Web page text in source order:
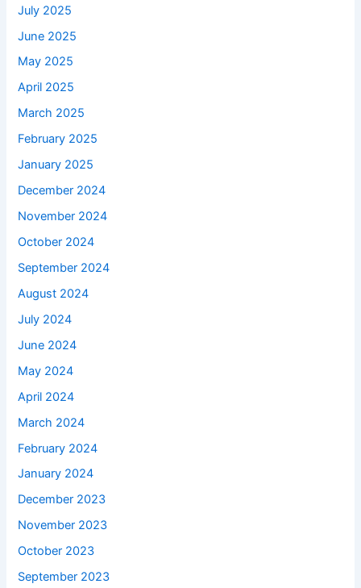
July 2025
June 2025
May 2025
April 2025
March 2025
February 2025
January 2025
December 2024
November 2024
October 2024
September 2024
August 2024
July 2024
June 2024
May 2024
April 2024
March 2024
February 2024
January 2024
December 2023
November 2023
October 2023
September 2023